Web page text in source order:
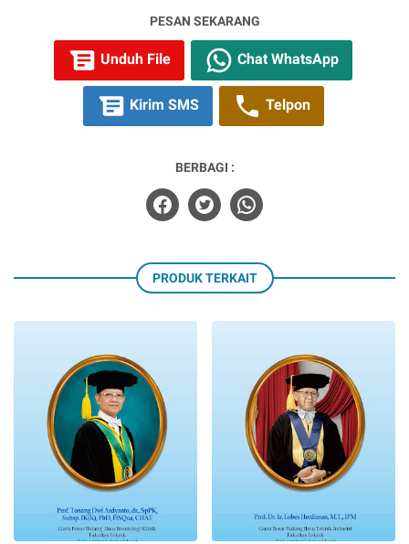
PESAN SEKARANG
Unduh File Chat WhatsApp
Kirim SMS Telpon
BERBAGI :
PRODUK TERKAIT